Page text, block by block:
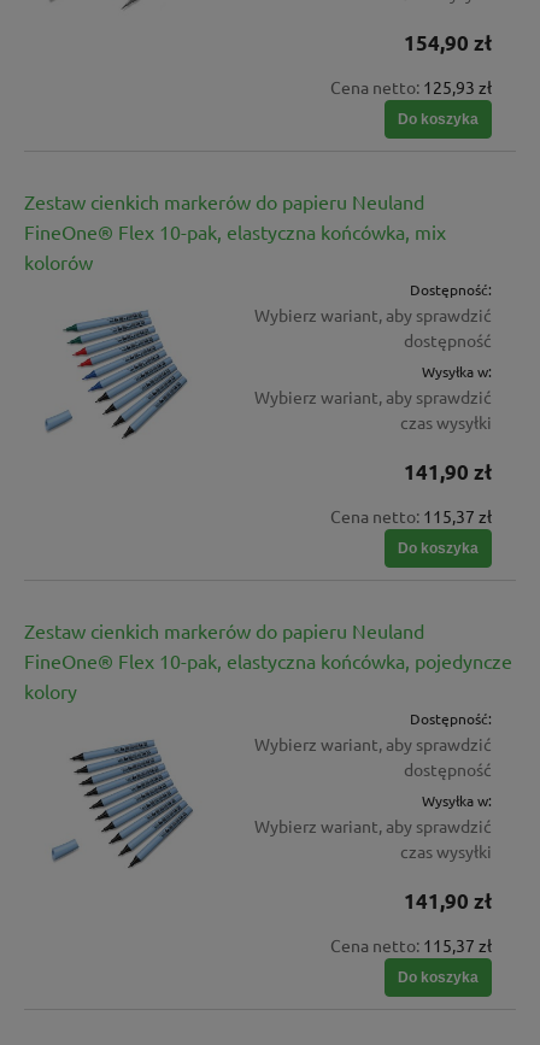
154,90 zł
Cena netto: 125,93 zł
Do koszyka
Zestaw cienkich markerów do papieru Neuland
FineOne® Flex 10-pak, elastyczna końcówka, mix
kolorów
Dostępność:
Wybierz wariant, aby sprawdzić
dostępność
Wysyłka w:
Wybierz wariant, aby sprawdzić
czas wysyłki
141,90 zł
Cena netto: 115,37 zł
Do koszyka
Zestaw cienkich markerów do papieru Neuland
FineOne® Flex 10-pak, elastyczna końcówka, pojedyncze
kolory
Dostępność:
Wybierz wariant, aby sprawdzić
dostępność
Wysyłka w:
Wybierz wariant, aby sprawdzić
czas wysyłki
141,90 zł
Cena netto: 115,37 zł
Do koszyka